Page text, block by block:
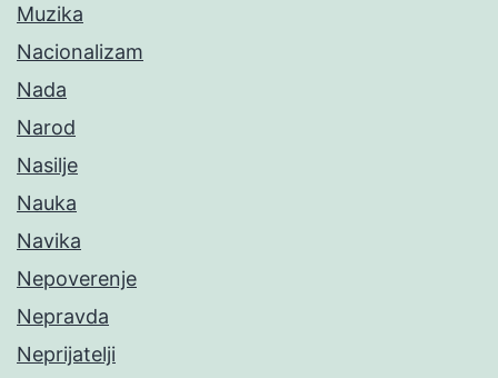
Muzika
Nacionalizam
Nada
Narod
Nasilje
Nauka
Navika
Nepoverenje
Nepravda
Neprijatelji